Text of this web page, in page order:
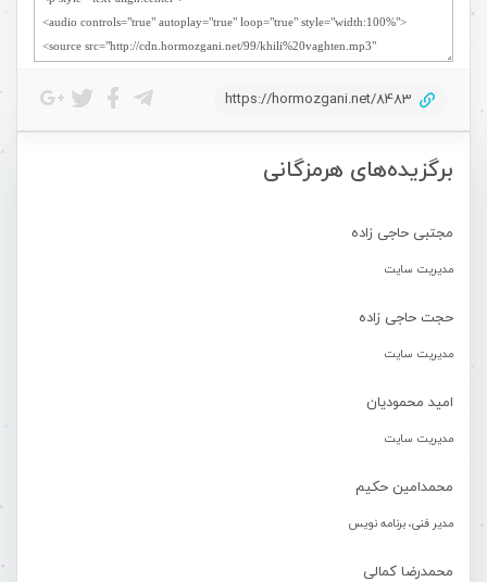
برگزیده‌های هرمزگانی
مجتبی حاجی زاده
مدیریت سایت
حجت حاجی زاده
مدیریت سایت
امید محمودیان
مدیریت سایت
محمدامین حکیم
مدیر فنی، برنامه نویس
محمدرضا کمالی
https://hormozgani.net/8483